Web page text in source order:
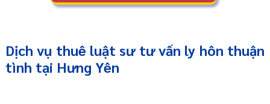
Dịch vụ thuê luật sư tư vấn ly hôn thuận
tình tại Hưng Yên